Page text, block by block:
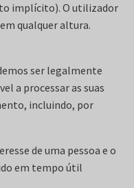
implícito). O utilizador
qualquer altura.
ser legalmente
a processar as suas
incluindo, por
de uma pessoa e o
em tempo útil